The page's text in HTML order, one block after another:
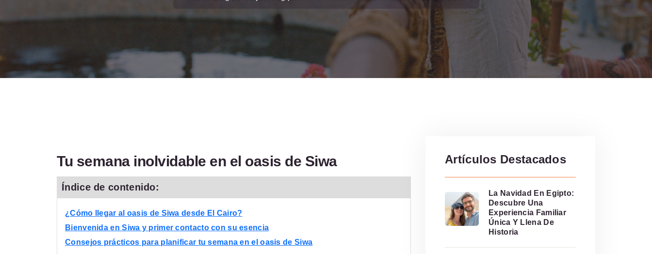
Tu semana inolvidable en el oasis de Siwa
Índice de contenido:
¿Cómo llegar al oasis de Siwa desde El Cairo?
Bienvenida en Siwa y primer contacto con su esencia
Consejos prácticos para planificar tu semana en el oasis de Siwa
Artículos Destacados
La Navidad En Egipto:
Descubre Una
Experiencia Familiar
Única Y Llena De
Historia